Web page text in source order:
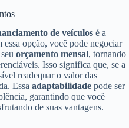
de veículos é a
essa opção, você pode negociar
orçamento mensal, tornando
Isso significa que, se a
readequar o valor das
Essa adaptabilidade pode ser
garantindo que você
de suas vantagens.